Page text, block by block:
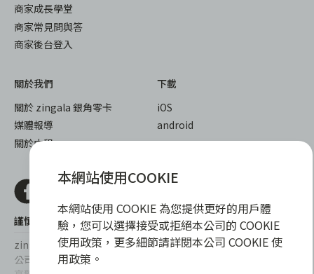
商家成長學堂
商家常見問與答
商家後台登入
關於我們
關於 zingala 銀角零卡
媒體報導
關於中租
下載
iOS
android
謹慎衡量自身財務狀況，理性理財最安心
zingala銀角零卡/仲信資融沒有代辦公司及代辦業務，也未與代辦
公司合作，更不會要求您提供實體銀行提款卡或實體信用卡，請提
本網站使用COOKIE
本網站使用 COOKIE 為您提供更好的用戶體
驗，您可以選擇接受或拒絕本公司的 COOKIE
使用政策，更多細節請詳閱本公司 COOKIE 使
用政策。